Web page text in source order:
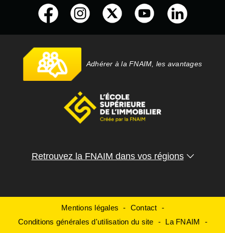
Adhérer à la FNAIM, les avantages
Retrouvez la FNAIM dans vos régions
Mentions légales
Contact
Conditions générales d'utilisation du site
La FNAIM